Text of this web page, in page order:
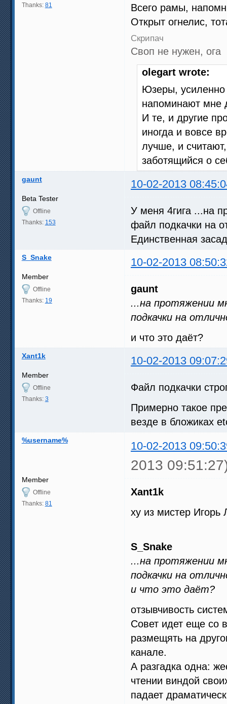
Thanks: 81
Всего рамы,
Открыт огнелис,
Скрипач
Своп не нужен, ога
olegart wrote:
Юзеры, усиленно
напоминают мне
И те, и другие
иногда и вовсе
лучше, и
заботящийся о
gaunt 10-02-2013
Beta Tester
Offline
Thanks: 153
У меня 4гига ...на
файл подкачки на
Единственная
S_Snake 10-02-2013
Member
Offline
Thanks: 19
gaunt
...на протяжении
подкачки на
и что это даёт?
Xant1k 10-02-2013
Member
Offline
Thanks: 3
Файл подкачки
Примерно такое
везде в бложиках
%username% 10-02-2013
2013
Member
Offline
Thanks: 81
Xant1k
ху из мистер Игорь
S_Snake
...на протяжении
подкачки на
и что это даёт?
отзывчивость
Совет идет еще со
размещять на
канале.
А разгадка одна:
чтении виндой
падает